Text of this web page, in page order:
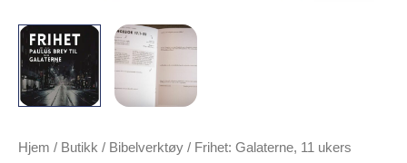
Hjem / Butikk / Bibelverktøy / Frihet: Galaterne, 11 ukers